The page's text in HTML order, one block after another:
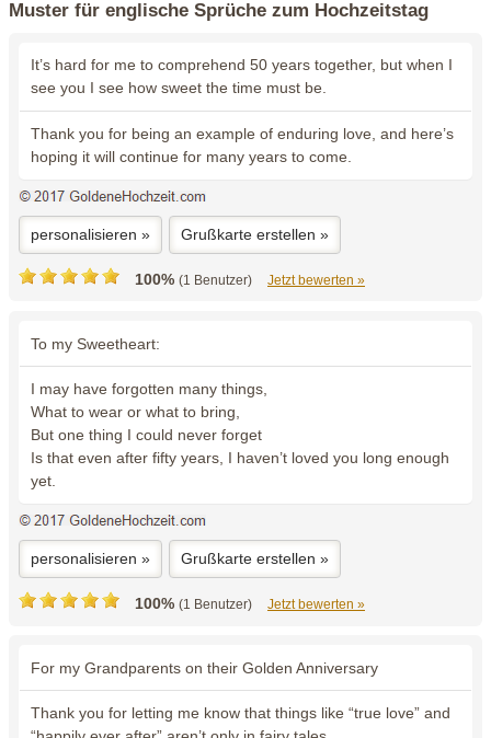
Muster für englische Sprüche zum Hochzeitstag
It’s hard for me to comprehend 50 years together, but when I
see you I see how sweet the time must be.
Thank you for being an example of enduring love, and here’s
hoping it will continue for many years to come.
personalisieren » Grußkarte erstellen »
100% (1 Benutzer) Jetzt bewerten »
To my Sweetheart:
I may have forgotten many things,
What to wear or what to bring,
But one thing I could never forget
Is that even after fifty years, I haven’t loved you long enough
yet.
personalisieren » Grußkarte erstellen »
100% (1 Benutzer) Jetzt bewerten »
For my Grandparents on their Golden Anniversary
Thank you for letting me know that things like “true love” and